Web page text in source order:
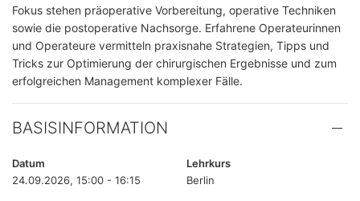
Fokus stehen präoperative Vorbereitung, operative Techniken
sowie die postoperative Nachsorge. Erfahrene Operateurinnen
und Operateure vermitteln praxisnahe Strategien, Tipps und
Tricks zur Optimierung der chirurgischen Ergebnisse und zum
erfolgreichen Management komplexer Fälle.
BASISINFORMATION
Datum
24.09.2026, 15:00 - 16:15
Lehrkurs
Berlin